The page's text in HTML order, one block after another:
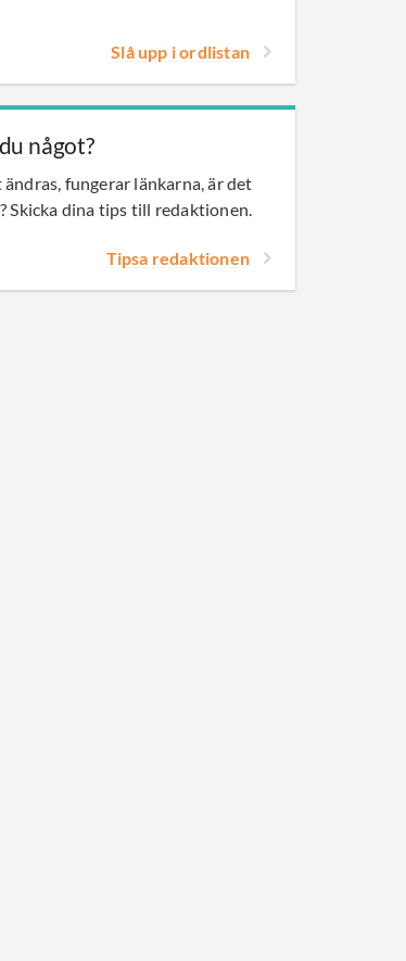
Slå upp i ordlistan
något?
ändras, fungerar länkarna, är det
Skicka dina tips till redaktionen.
Tipsa redaktionen